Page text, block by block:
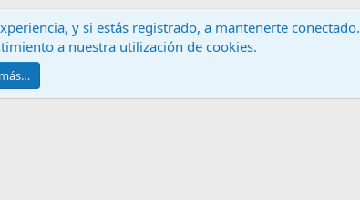
Contáctanos Términos y reglas
2024 XenForo Ltd.
y si estás registrado, a mantenerte conectado.
a nuestra utilización de cookies.